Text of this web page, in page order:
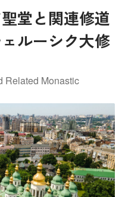
堂と関連修道
ルーシク大修
Related Monastic